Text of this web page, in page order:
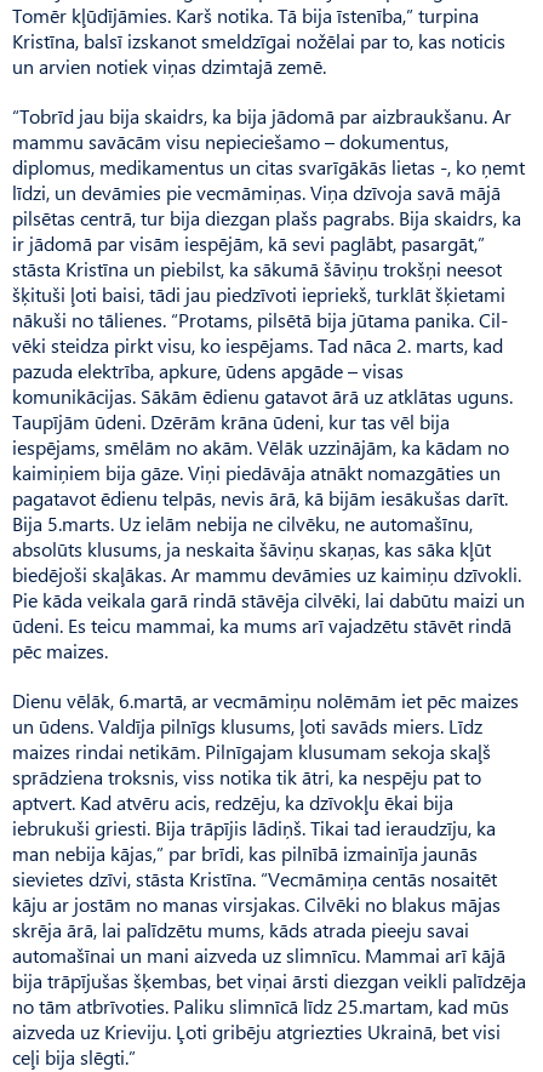
Tomēr kļūdījāmies. Karš notika. Tā bija īstenība,” turpina
Kristīna, balsī izskanot smeldzīgai nožēlai par to, kas noticis
un arvien notiek viņas dzimtajā zemē.
“Tobrīd jau bija skaidrs, ka bija jādomā par aizbraukšanu. Ar
mammu savācām visu nepieciešamo – dokumentus,
diplomus, medikamentus un citas svarīgākās lietas -, ko ņemt
līdzi, un devāmies pie vecmāmiņas. Viņa dzīvoja savā mājā
pilsētas centrā, tur bija diezgan plašs pagrabs. Bija skaidrs, ka
ir jādomā par visām iespējām, kā sevi paglābt, pasargāt,”
stāsta Kristīna un piebilst, ka sākumā šāviņu trokšņi neesot
šķituši ļoti baisi, tādi jau piedzīvoti iepriekš, turklāt šķietami
nākuši no tālienes. “Pro­tams, pilsētā bija jūtama panika. Cil­
vēki steidza pirkt visu, ko iespējams. Tad nāca 2. marts, kad
pazuda elektrība, apkure, ūdens apgāde – visas
komunikācijas. Sākām ēdienu gatavot ārā uz atklātas uguns.
Tau­pījām ūdeni. Dzērām krāna ūdeni, kur tas vēl bija
iespējams, smēlām no akām. Vēlāk uzzinājām, ka kādam no
kaimiņiem bija gāze. Viņi piedāvāja atnākt nomazgāties un
pagatavot ēdienu telpās, nevis ārā, kā bijām iesākušas darīt.
Bija 5.marts. Uz ielām nebija ne cilvēku, ne automašīnu,
absolūts klusums, ja neskaita šāviņu skaņas, kas sāka kļūt
biedējoši skaļākas. Ar mammu devāmies uz kaimiņu dzīvokli.
Pie kāda veikala garā rindā stāvēja cilvēki, lai dabūtu maizi un
ūdeni. Es teicu mammai, ka mums arī vajadzētu stāvēt rindā
pēc maizes.
Dienu vēlāk, 6.martā, ar vecmāmiņu nolēmām iet pēc maizes
un ūdens. Valdīja pilnīgs klusums, ļoti savāds miers. Līdz
maizes rindai netikām. Pilnīgajam klusumam sekoja skaļš
sprādziena troksnis, viss notika tik ātri, ka nespēju pat to
aptvert. Kad atvēru acis, redzēju, ka dzīvokļu ēkai bija
iebrukuši griesti. Bija trāpījis lādiņš. Tikai tad ieraudzīju, ka
man nebija kājas,” par brīdi, kas pilnībā izmainīja jaunās
sievietes dzīvi, stāsta Kristīna. “Vecmāmiņa centās nosaitēt
kāju ar jostām no manas virsjakas. Cilvēki no blakus mājas
skrēja ārā, lai palīdzētu mums, kāds atrada pieeju savai
automašīnai un mani aizveda uz slimnīcu. Mammai arī kājā
bija trāpījušas šķembas, bet viņai ārsti diezgan veikli palīdzēja
no tām atbrīvoties. Paliku slimnīcā līdz 25.martam, kad mūs
aizveda uz Krieviju. Ļoti gribēju atgriezties Ukrainā, bet visi
ceļi bija slēgti.”